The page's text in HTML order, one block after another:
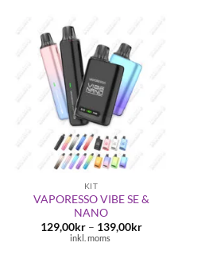
KIT
VAPORESSO VIBE SE &
NANO
129,00kr – 139,00krPrisintervall:
inkl. moms